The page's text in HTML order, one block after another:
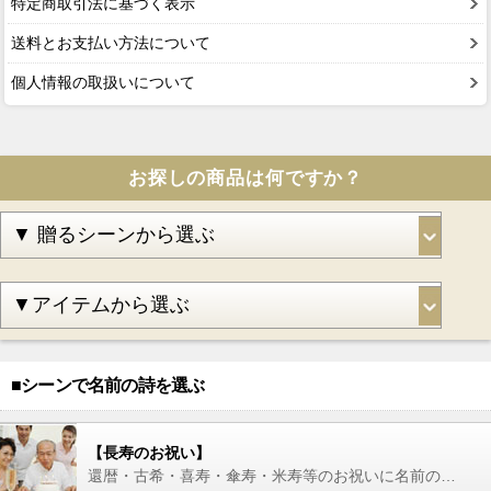
送料とお支払い方法について
個人情報の取扱いについて
お探しの商品は何ですか？
■シーンで名前の詩を選ぶ
【長寿のお祝い】